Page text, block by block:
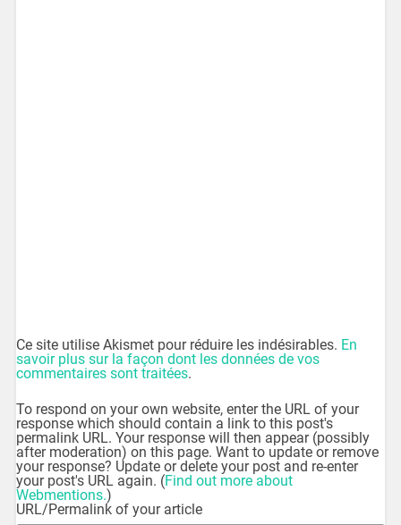
Ce site utilise Akismet pour réduire les indésirables. En
savoir plus sur la façon dont les données de vos
commentaires sont traitées.
To respond on your own website, enter the URL of your
response which should contain a link to this post's
permalink URL. Your response will then appear (possibly
after moderation) on this page. Want to update or remove
your response? Update or delete your post and re-enter
your post's URL again. (Find out more about
Webmentions.)
URL/Permalink of your article